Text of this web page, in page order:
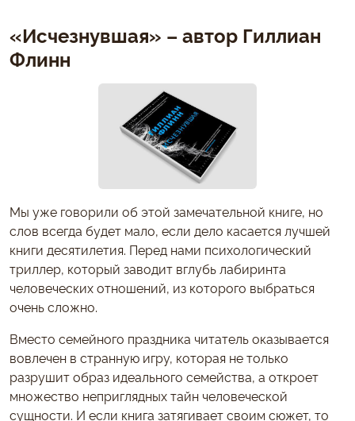
«Исчезнувшая» – автор Гиллиан
Флинн
Мы уже говорили об этой замечательной книге, но
слов всегда будет мало, если дело касается лучшей
книги десятилетия. Перед нами психологический
триллер, который заводит вглубь лабиринта
человеческих отношений, из которого выбраться
очень сложно.
Вместо семейного праздника читатель оказывается
вовлечен в странную игру, которая не только
разрушит образ идеального семейства, а откроет
множество неприглядных тайн человеческой
сущности. И если книга затягивает своим сюжет, то